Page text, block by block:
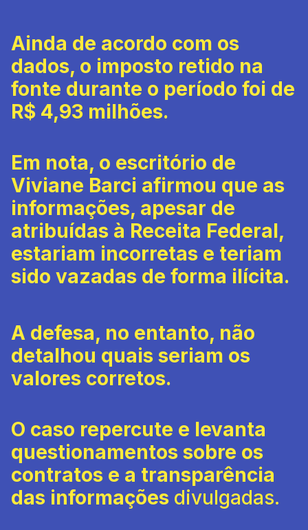
Ainda de acordo com os
dados, o imposto retido na
fonte durante o período foi de
R$ 4,93 milhões.
Em nota, o escritório de
Viviane Barci afirmou que as
informações, apesar de
atribuídas à Receita Federal,
estariam incorretas e teriam
sido vazadas de forma ilícita.
A defesa, no entanto, não
detalhou quais seriam os
valores corretos.
O caso repercute e levanta
questionamentos sobre os
contratos e a transparência
das informações divulgadas.